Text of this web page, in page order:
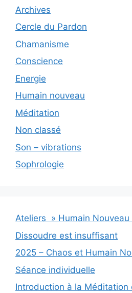
Archives
Cercle du Pardon
Chamanisme
Conscience
Energie
Humain nouveau
Méditation
Non classé
Son – vibrations
Sophrologie
Ateliers » Humain Nouveau
Dissoudre est insuffisant
2025 – Chaos et Humain
Séance individuelle
Introduction à la